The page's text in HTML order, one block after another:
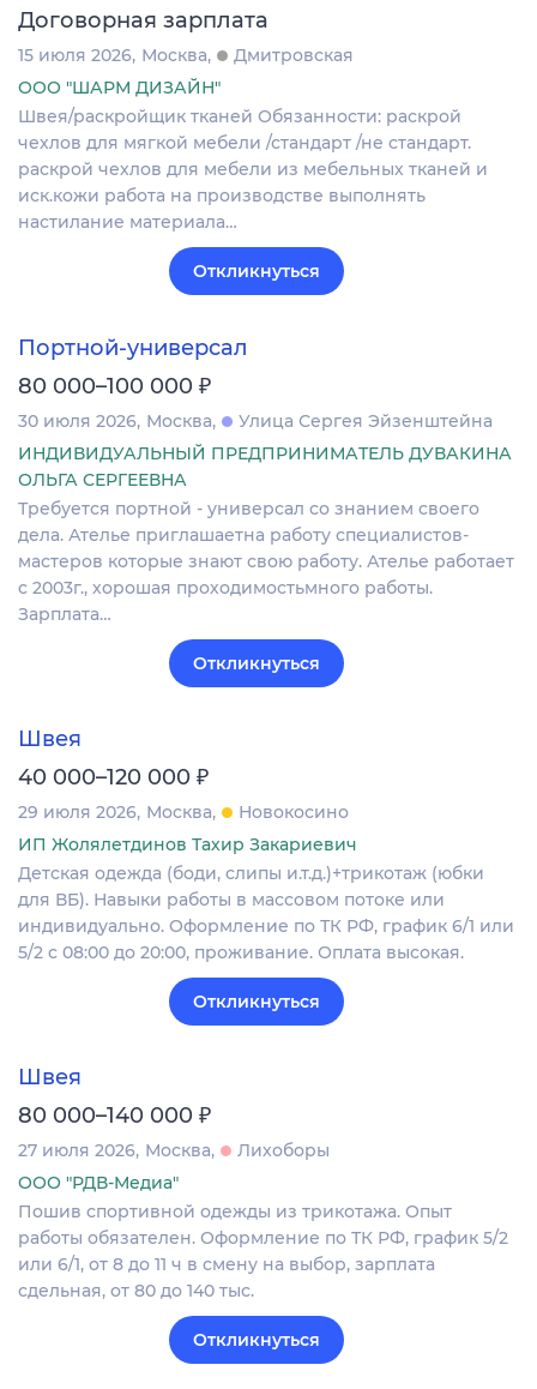
Договорная зарплата
15 июля 2026 Москва
Дмитровская
ООО "ШАРМ ДИЗАЙН"
Швея/раскройщик тканей Обязанности: раскрой
чехлов для мягкой мебели /стандарт /не стандарт.
раскрой чехлов для мебели из мебельных тканей и
иск.кожи работа на производстве выполнять
настилание материала…
Откликнуться
Портной-универсал
80 000–100 000 ₽
30 июля 2026 Москва
Улица Сергея Эйзенштейна
ИНДИВИДУАЛЬНЫЙ ПРЕДПРИНИМАТЕЛЬ ДУВАКИНА
ОЛЬГА СЕРГЕЕВНА
Требуется портной - универсал со знанием своего
дела. Ателье приглашаетна работу специалистов-
мастеров которые знают свою работу. Ателье работает
с 2003г., хорошая проходимостьмного работы.
Зарплата…
Откликнуться
Швея
40 000–120 000 ₽
29 июля 2026 Москва
Новокосино
ИП Жолялетдинов Тахир Закариевич
Детская одежда (боди, слипы и.т.д.)+трикотаж (юбки
для ВБ). Навыки работы в массовом потоке или
индивидуально. Оформление по ТК РФ, график 6/1 или
5/2 с 08:00 до 20:00, проживание. Оплата высокая.
Откликнуться
Швея
80 000–140 000 ₽
27 июля 2026 Москва
Лихоборы
ООО "РДВ-Медиа"
Пошив спортивной одежды из трикотажа. Опыт
работы обязателен. Оформление по ТК РФ, график 5/2
или 6/1, от 8 до 11 ч в смену на выбор, зарплата
сдельная, от 80 до 140 тыс.
Откликнуться